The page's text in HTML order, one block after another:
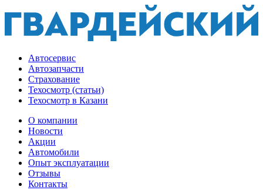
Автосервис
Автозапчасти
Страхование
Техосмотр (статьи)
Техосмотр в Казани
О компании
Новости
Акции
Автомобили
Опыт эксплуатации
Отзывы
Контакты